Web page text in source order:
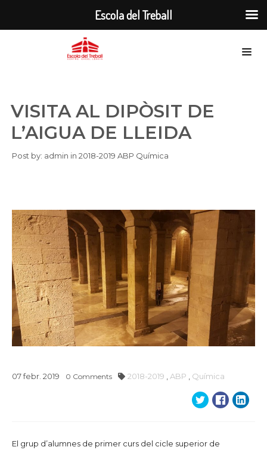
VISITA AL DIPÒSIT DE
L’AIGUA DE LLEIDA
Post by: admin in 2018-2019 ABP Química
07febr. 2019 0 Comments 2018-2019 ,ABP , Química
El grup d’alumnes de primer curs del cicle superior de
Escola del Treball